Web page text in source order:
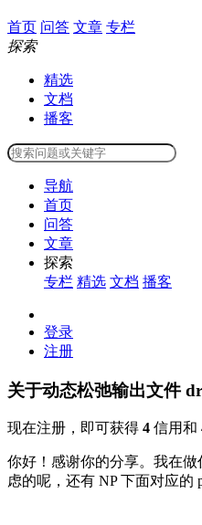
首页 问答 文章 专栏
探索
精选
文档
播客
导航
首页
问答
文章
探索
专栏 精选 文档 播客
登录
注册
关于动态松弛输出文件
现在注册，即可获得 4 信用和
你好！感谢你的分享。我在
虑的呢，还有 NP 下面对应的